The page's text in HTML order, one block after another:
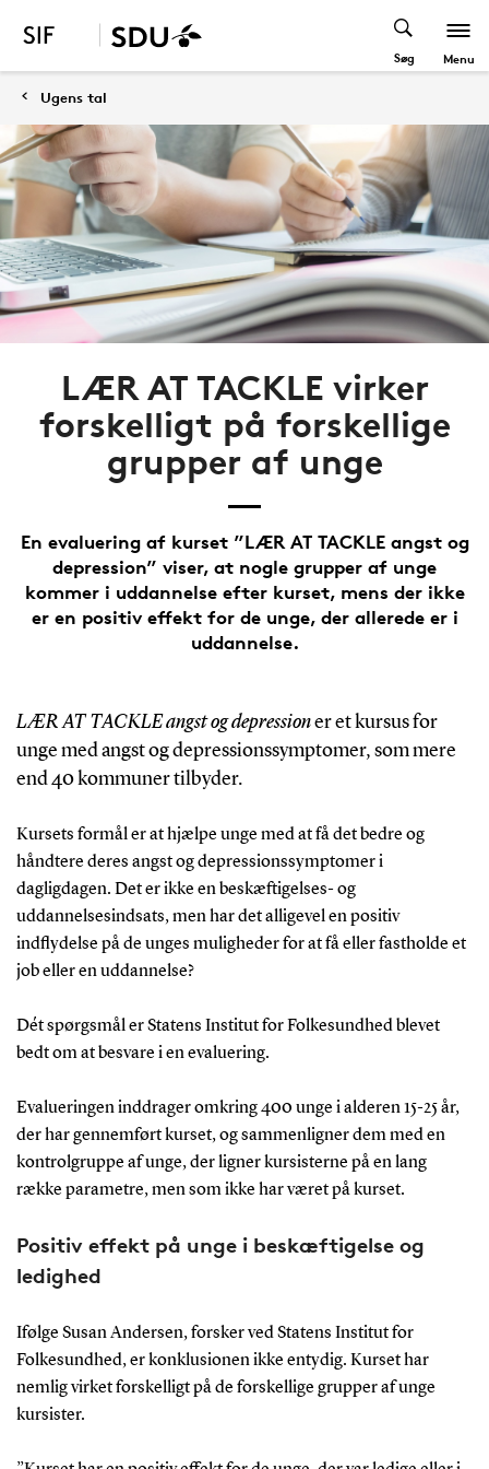
Søg Menu
Ugens tal
LÆR AT TACKLE virker
forskelligt på forskellige
grupper af unge
En evaluering af kurset ”LÆR AT TACKLE angst og
depression” viser, at nogle grupper af unge
kommer i uddannelse efter kurset, mens der ikke
er en positiv effekt for de unge, der allerede er i
uddannelse.
LÆR AT TACKLE angst og depressioner et kursus for
unge med angst og depressionssymptomer, som mere
end 40 kommuner tilbyder.
Kursets formål er at hjælpe unge med at få det bedre og
håndtere deres angst og depressionssymptomer i
dagligdagen. Det er ikke en beskæftigelses- og
uddannelsesindsats, men har det alligevel en positiv
indflydelse på de unges muligheder for at få eller fastholde et
job eller en uddannelse?
Dét spørgsmål er Statens Institut for Folkesundhed blevet
bedt om at besvare i en evaluering.
Evalueringen inddrager omkring 400 unge i alderen 15-25 år,
der har gennemført kurset, og sammenligner dem med en
kontrolgruppe af unge, der ligner kursisterne på en lang
række parametre, men som ikke har været på kurset.
Positiv effekt på unge i beskæftigelse og
ledighed
Ifølge Susan Andersen, forsker ved Statens Institut for
Folkesundhed, er konklusionen ikke entydig. Kurset har
nemlig virket forskelligt på de forskellige grupper af unge
kursister.